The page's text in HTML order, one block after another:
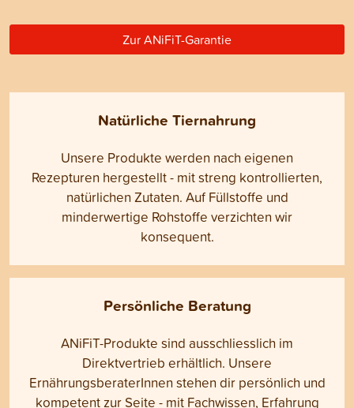
Zur ANiFiT-Garantie
Natürliche Tiernahrung
Unsere Produkte werden nach eigenen
Rezepturen hergestellt - mit streng kontrollierten,
natürlichen Zutaten. Auf Füllstoffe und
minderwertige Rohstoffe verzichten wir
konsequent.
Persönliche Beratung
ANiFiT-Produkte sind ausschliesslich im
Direktvertrieb erhältlich. Unsere
ErnährungsberaterInnen stehen dir persönlich und
kompetent zur Seite - mit Fachwissen, Erfahrung